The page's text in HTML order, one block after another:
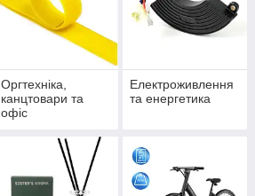
Оргтехніка,
канцтовари та
офіс
Електроживлення
та енергетика